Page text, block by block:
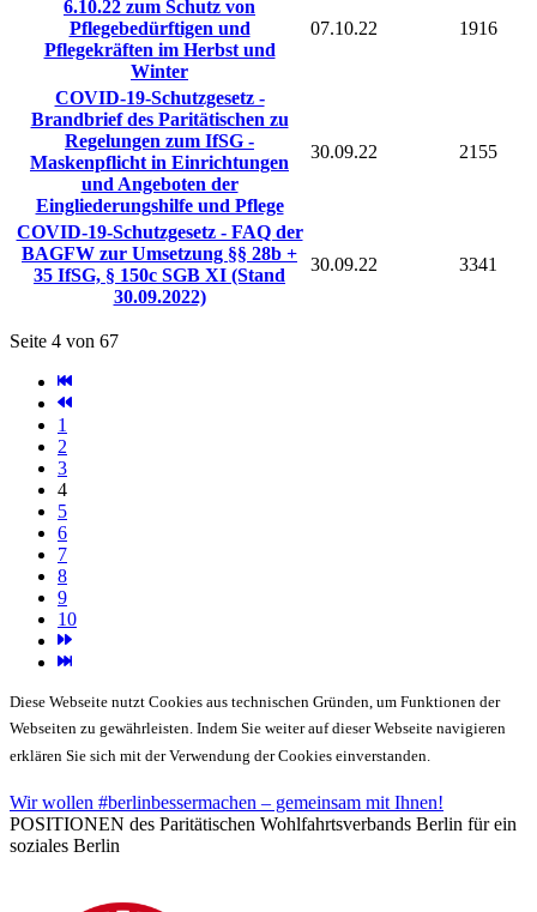
6.10.22 zum Schutz von
Pflegebedürftigen und
Pflegekräften im Herbst und
Winter
07.10.22 1916
COVID-19-Schutzgesetz -
Brandbrief des Paritätischen zu
Regelungen zum IfSG -
Maskenpflicht in Einrichtungen
und Angeboten der
Eingliederungshilfe und Pflege
30.09.22 2155
COVID-19-Schutzgesetz - FAQ der
BAGFW zur Umsetzung §§ 28b +
35 IfSG, § 150c SGB XI (Stand
30.09.2022)
30.09.22 3341
Seite 4 von 67
1
2
3
4
5
6
7
8
9
10
Diese Webseite nutzt Cookies aus technischen Gründen, um Funktionen der
Webseiten zu gewährleisten. Indem Sie weiter auf dieser Webseite navigieren
erklären Sie sich mit der Verwendung der Cookies einverstanden.
Wir wollen #berlinbessermachen – gemeinsam mit Ihnen!
POSITIONEN des Paritätischen Wohlfahrtsverbands Berlin für ein
soziales Berlin